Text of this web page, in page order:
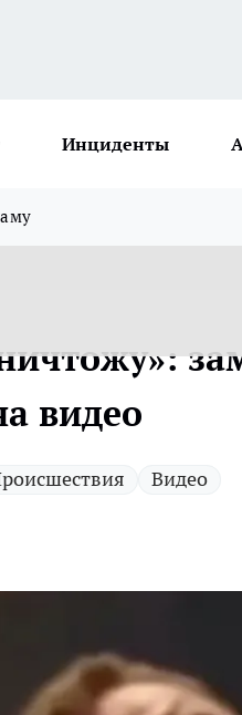
Инциденты
видео
Видео